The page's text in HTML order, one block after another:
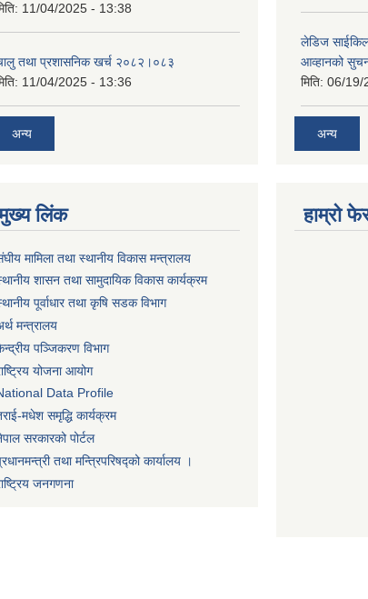
11/04/2025 - 13:38
तथा प्रशासनिक खर्च २०८२।०८३
11/04/2025 - 13:36
अन्य
लेडिज साईकिल
आव्हानको
मिति: 06/19/
अन्य
लिंक
मामिला तथा स्थानीय विकास मन्त्रालय
शासन तथा सामुदायिक विकास कार्यक्रम
पूर्वाधार तथा कृषि सडक विभाग
मन्त्रालय
पञ्जिकरण विभाग
योजना आयोग
Data Profile
मधेश समृद्धि कार्यक्रम
सरकारको पोर्टल
तथा मन्त्रिपरिषद्को कार्यालय ।
जनगणना
हाम्रो